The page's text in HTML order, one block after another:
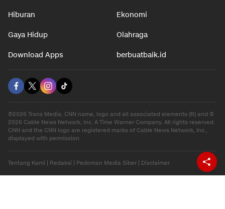
Hiburan Ekonomi
Gaya Hidup Olahraga
Download Apps berbuatbaik.id
©2026 Trans Media, CNN name, logo and all associated elements (R) and ©
2026 Cable News Network, Inc. A Time Warner Company. All rights reserved.
CNN and the CNN logo are registered marks of Cable News Network, Inc.,
displayed with permission.
Tentang Kami | Redaksi | Pedoman Media Siber | Disclaimer